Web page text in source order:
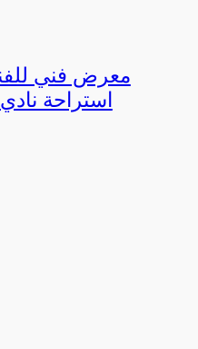
معرض فني
استراحة